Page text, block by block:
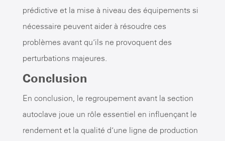
prédictive et la mise à niveau des équipements si
nécessaire peuvent aider à résoudre ces
problèmes avant qu’ils ne provoquent des
perturbations majeures.
Conclusion
En conclusion, le regroupement avant la section
autoclave joue un rôle essentiel en influençant le
rendement et la qualité d’une ligne de production